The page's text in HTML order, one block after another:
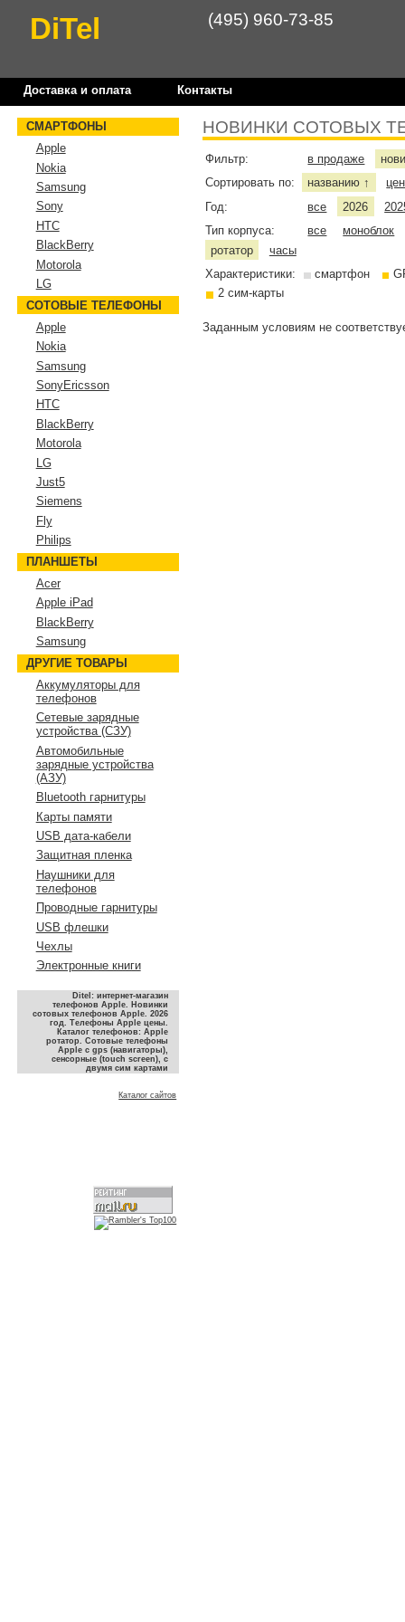
DiTel (495) 960-73-85
Доставка и оплата Контакты
НОВИНКИ СОТОВЫХ
Фильтр: в продаже
Сортировать по:
названию ↑
Год:
все 2026
Тип корпуса:
все
моноблок
ротатор
часы
Характеристики:
смартфон
2 сим-карты
Заданным условиям не
СМАРТФОНЫ
Apple
Nokia
Samsung
Sony
HTC
BlackBerry
Motorola
LG
СОТОВЫЕ ТЕЛЕФОНЫ
Apple
Nokia
Samsung
SonyEricsson
HTC
BlackBerry
Motorola
LG
Just5
Siemens
Fly
Philips
ПЛАНШЕТЫ
Acer
Apple iPad
BlackBerry
Samsung
ДРУГИЕ ТОВАРЫ
Аккумуляторы для
телефонов
Сетевые зарядные
устройства (СЗУ)
Автомобильные
зарядные устройства
(АЗУ)
Bluetooth гарнитуры
Карты памяти
USB дата-кабели
Защитная пленка
Наушники для
телефонов
Проводные гарнитуры
USB флешки
Чехлы
Электронные книги
Ditel: интернет-магазин
телефонов Apple. Новинки
сотовых телефонов Apple. 2026
год. Телефоны Apple цены.
Каталог телефонов: Apple
ротатор. Сотовые телефоны
Apple с gps (навигаторы),
сенсорные (touch screen), с
двумя сим картами
Каталог сайтов